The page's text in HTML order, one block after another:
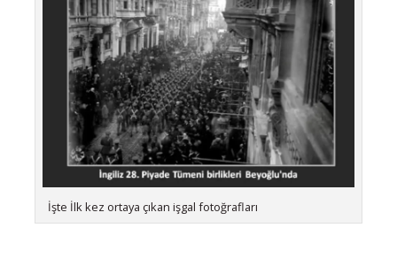
İşte İlk kez ortaya çıkan işgal fotoğrafları